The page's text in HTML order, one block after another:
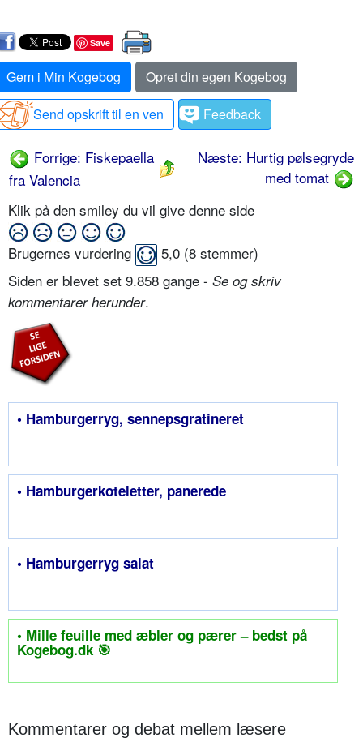
Save
Gem i Min Kogebog
Opret din egen Kogebog
Send opskrift til en ven
Feedback
Forrige: Fiskepaella
fra Valencia
Næste: Hurtig pølsegryde
med tomat
Klik på den smiley du vil give denne side
Brugernes vurdering 5,0 (8 stemmer)
Siden er blevet set 9.858 gange - Se og skriv
kommentarer herunder.
• Hamburgerryg, sennepsgratineret
• Hamburgerkoteletter, panerede
• Hamburgerryg salat
• Mille feuille med æbler og pærer – bedst på
Kogebog.dk 🎯
Kommentarer og debat mellem læsere